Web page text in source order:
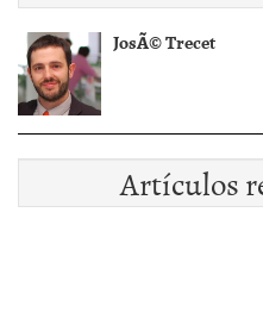
JosÃ© Trecet
Artículos